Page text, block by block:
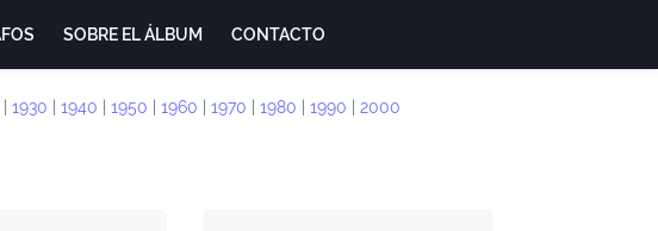
SOBRE EL ÁLBUM CONTACTO
1930 1940 1950 1960 1970 1980 1990 2000